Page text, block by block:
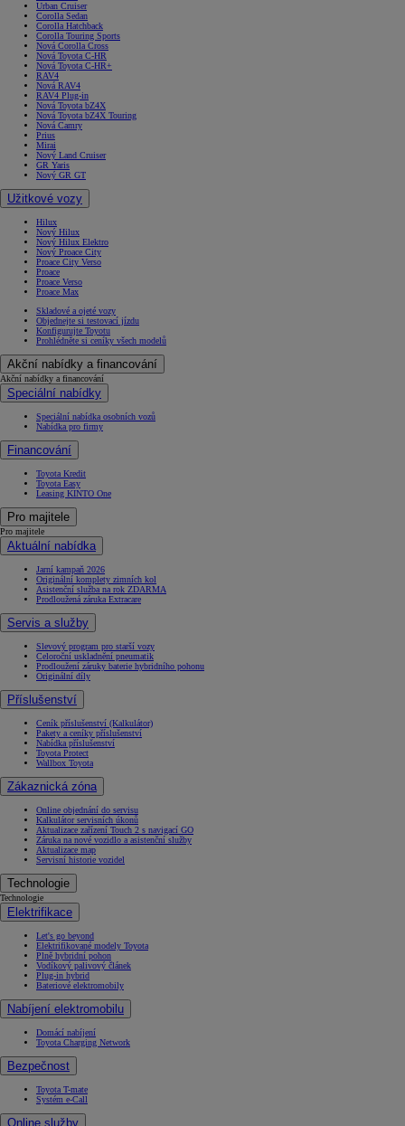
Urban Cruiser
Corolla Sedan
Corolla Hatchback
Corolla Touring Sports
Nová Corolla Cross
Nová Toyota C-HR
Nová Toyota C-HR+
RAV4
Nová RAV4
RAV4 Plug-in
Nová Toyota bZ4X
Nová Toyota bZ4X Touring
Nová Camry
Prius
Mirai
Nový Land Cruiser
GR Yaris
Nový GR GT
Užitkové vozy
Hilux
Nový Hilux
Nový Hilux Elektro
Nový Proace City
Proace City Verso
Proace
Proace Verso
Proace Max
Skladové a ojeté vozy
Objednejte si testovací jízdu
Konfigurujte Toyotu
Prohlédněte si ceníky všech modelů
Akční nabídky a financování
Akční nabídky a financování
Speciální nabídky
Speciální nabídka osobních vozů
Nabídka pro firmy
Financování
Toyota Kredit
Toyota Easy
Leasing KINTO One
Pro majitele
Pro majitele
Aktuální nabídka
Jarní kampaň 2026
Originální komplety zimních kol
Asistenční služba na rok ZDARMA
Prodloužená záruka Extracare
Servis a služby
Slevový program pro starší vozy
Celoroční uskladnění pneumatik
Prodloužení záruky baterie hybridního pohonu
Originální díly
Příslušenství
Ceník příslušenství (Kalkulátor)
Pakety a ceníky příslušenství
Nabídka příslušenství
Toyota Protect
Wallbox Toyota
Zákaznická zóna
Online objednání do servisu
Kalkulátor servisních úkonů
Aktualizace zařízení Touch 2 s navigací GO
Záruka na nové vozidlo a asistenční služby
Aktualizace map
Servisní historie vozidel
Technologie
Technologie
Elektrifikace
Let's go beyond
Elektrifikované modely Toyota
Plně hybridní pohon
Vodíkový palivový článek
Plug-in hybrid
Bateriové elektromobily
Nabíjení elektromobilu
Domácí nabíjení
Toyota Charging Network
Bezpečnost
Toyota T-mate
Systém e-Call
Online služby